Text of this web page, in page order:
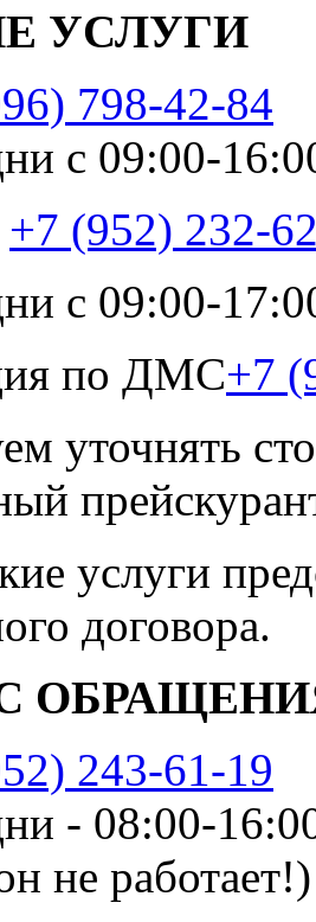
УСЛУГИ
798-42-84
с 09:00-
+7 (952) 232-
с 09:00-
по ДМС+7
уточнять
услуги
договора.
243-61-19
- 08:00-
не работает!)